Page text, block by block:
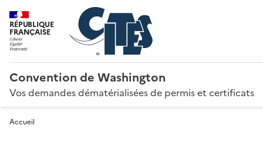
RÉPUBLIQUE
FRANÇAISE
Convention de Washington
Vos demandes dématérialisées de permis et certificats
Accueil